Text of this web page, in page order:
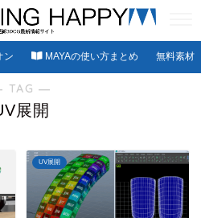
ン MAYAの使い方まとめ 無料素材
TAG ―
展開
UV展開